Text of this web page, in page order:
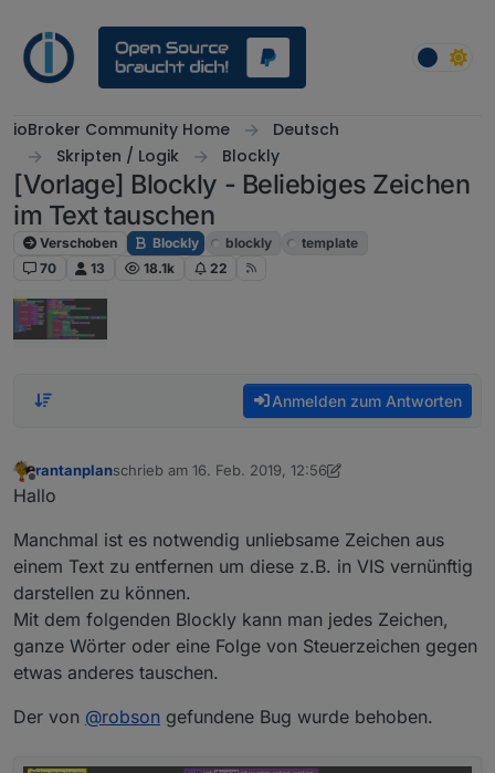
ioBroker Community Home
Deutsch
Skripten / Logik
Blockly
[Vorlage] Blockly - Beliebiges Zeichen
im Text tauschen
Verschoben Blockly blockly
template
70
13 18.1k 22
Anmelden zum Antworten
Offline
rantanplanschrieb am 16. Feb. 2019, 12:56
zuletzt editiert von rantanplan8. Okt. 2021, 11:06
Hallo
Manchmal ist es notwendig unliebsame Zeichen aus
einem Text zu entfernen um diese z.B. in VIS vernünftig
darstellen zu können.
Mit dem folgenden Blockly kann man jedes Zeichen,
ganze Wörter oder eine Folge von Steuerzeichen gegen
etwas anderes tauschen.
Der von @robson gefundene Bug wurde behoben.